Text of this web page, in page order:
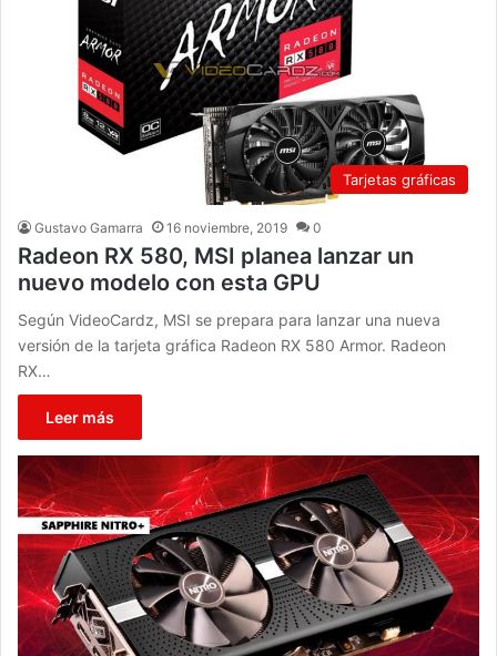
Tarjetas gráficas
Gustavo Gamarra 16 noviembre, 2019 0
Radeon RX 580, MSI planea lanzar un
nuevo modelo con esta GPU
Según VideoCardz, MSI se prepara para lanzar una nueva
versión de la tarjeta gráfica Radeon RX 580 Armor. Radeon
RX…
Leer más